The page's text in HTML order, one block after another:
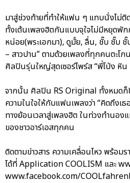
มาสู่ช่วงท้ายที่ทำให้แฟน ๆ แทบนั่งไม่ติ
ทั้งเต้นเพลงฮิตกันแบบจุใจไม่มีหยุดพัก
หน่อย(พระเอกมา), ดูมั้ย, ลื่น, ชั๊บ ชั๊บ ชั๊บ
– สาวปาน” ตามด้วยเพลงที่ทุกคนตะโก
ศิลปินรุ่นใหญ่สุดเซอร์ไพร์ส “พี่โป่ง หิน
จากนั้น ศิลปิน RS Original ทั้งหมด
ความในใจให้กับแฟนเพลงว่า “คิดถึงเ
ทางย้อนเวลาสู่เพลงฮิต ในท่วงทำนอง
ของชาวอาร์เอสทุกคน
ติดตามข่าวสาร ความเคลื่อนไหว พร้อม
ได้ที่ Application COOLISM และ
www.facebook.com/